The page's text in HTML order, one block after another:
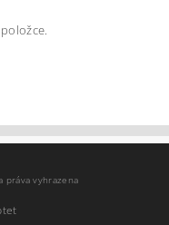
práva vyhrazena